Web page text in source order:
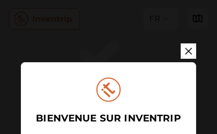
FR
BIENVENUE SUR INVENTRIP